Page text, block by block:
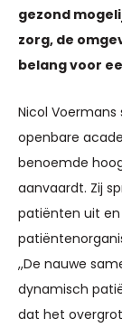
gezond
zorg, de
belang voor
Nicol
openbare
benoemde
aanvaardt. Zij
patiënten uit
,,De nauwe
dynamisch
dat het